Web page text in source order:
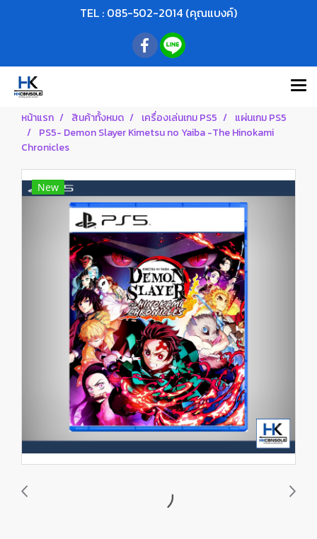
TEL : 085-502-2014 (คุณแบงค์)
หน้าแรก สินค้าทั้งหมด เครื่องเล่นเกม PS5
แผ่นเกม PS5
PS5- Demon Slayer Kimetsu no Yaiba -The Hinokami
Chronicles
New